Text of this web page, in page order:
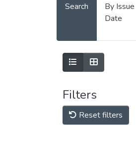
Search
By Issue
Date
Filters
Reset filters